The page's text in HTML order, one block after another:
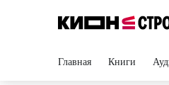
Главная Книги